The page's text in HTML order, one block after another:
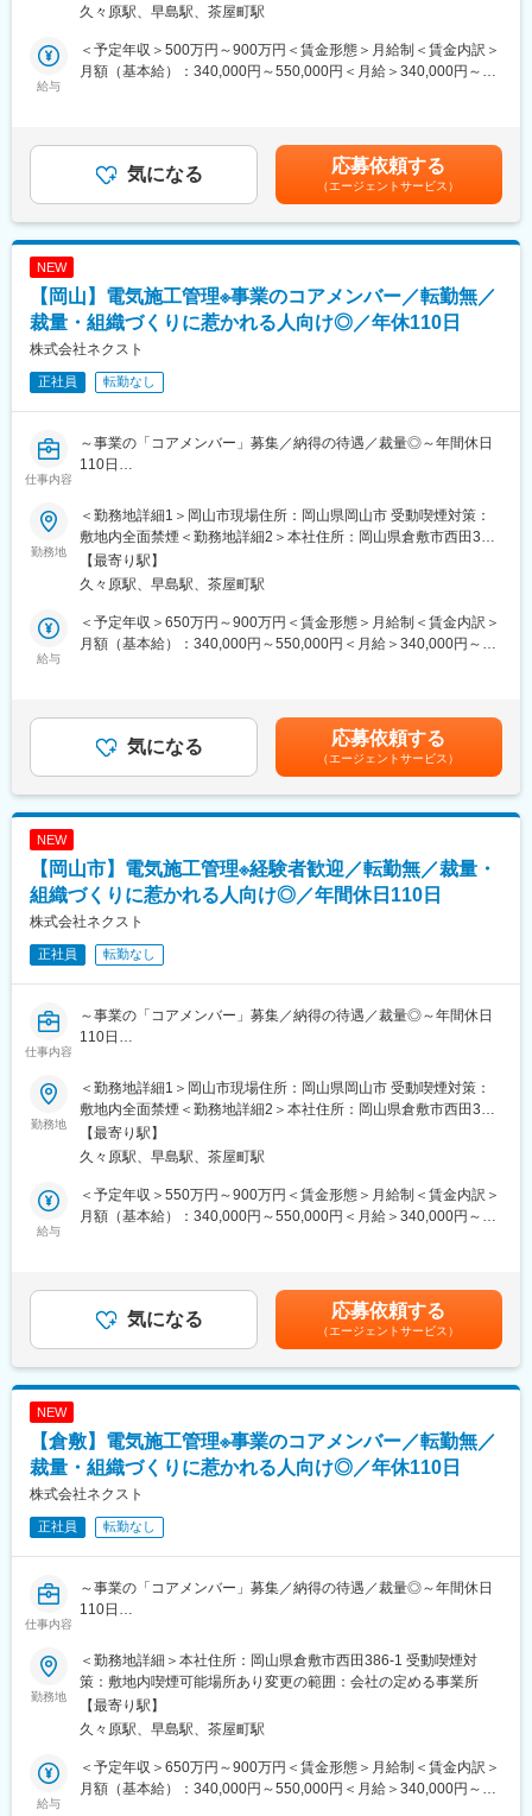
現場の状況に応じて柔軟に動けるため、移動時間のムダを削減
し、プライベートの時間も確保しやすい環境です。
「こんな仕組みが必要」「こう改善したい」が即反映されること
業界でありがちな“サービス早出”は一切なし。
◎ 中途でも馴染みやすい環境
平均年齢44歳。落ち着いていて気さくな社員ばかりです。
新しい仲間を自然に受け入れる文化があります。
業のようなしがらみはなく、社長との距離も近いため、良いアイ
デアは即採用されます。自分の手で組織を成長させる面白さを実
変更の範囲：会社の定める業務
織の“核”となる施工管理経験者を募集します。
「現場の管理だけでなく、自分の手で組織を育てたい」
「自由度の高い環境で力を試したい」
そんな方が活躍できるポジションです。
公共工事の施工管理から業務に慣れていただき、徐々に組織運営
にも携わっていただきます。
・公共工事の入札業務（書類作成・提出・関係機関との調整）
・メンバー育成・チームづくり
・新規部門の仕組みづくり・改善提案
※朝が早い仕事になりますが、早出分もきちんと残業代を支給され
るため、頑張った分が給与に返ってくる環境です。
平均年齢は44歳で、気さくなメンバーが多く、中途入社者が馴染
みやすい組織です。
■働き方：
・無理な長時間労働を前提にした運用は行わず、工程管理の徹底
により残業を抑制しています。現場の進捗や職人さんの動きが見
える化されているため、日々の作業を計画通りに進めやすく、働
く側の負担が少ないのが特徴です。
・直行直帰も可能。
現場の状況に応じて柔軟に動けるため、移動時間のムダを削減
◎ 創設メンバーとして事業に深く関われる
新規部門の立ち上げ期。あなたの経験がそのまま事業の基盤にな
も。
残業代として支給。頑張った分が正当に返ってきます。
◎当社では、現場の声が通りやすい環境を整えています。大手企
業のようなしがらみはなく、社長との距離も近いため、良いアイ
感できます。
久々原駅、早島駅、茶屋町駅
給与
＜予定年収＞500万円～900万円＜賃金形態＞月給制＜賃金内訳＞
月額（基本給）：340,000円～550,000円＜月給＞340,000円～
は固定手当を含めた表記です。
気になる 応募依頼する
（エージェントサービス）
NEW
【岡山】電気施工管理※事業のコアメンバー／転勤無／
裁量・組織づくりに惹かれる人向け◎／年休110日
株式会社ネクスト
正社員 転勤なし
仕事内容
～事業の「コアメンバー」募集／納得の待遇／裁量◎～年間休日
110日
■業務概要：
当社は通信基地局工事で実績を積みながら、通信・電気・飲食の3
事業を展開し安定した基盤を築いてきました。
今回、新たに「公共・一般電気工事」部門を立ち上げるため、組
織の“核”となる施工管理経験者を募集します。
「現場の管理だけでなく、自分の手で組織を育てたい」
「自由度の高い環境で力を試したい」
そんな方が活躍できるポジションです。
公共工事の施工管理から業務に慣れていただき、徐々に組織運営
にも携わっていただきます。
・公共工事の入札業務（書類作成・提出・関係機関との調整）
・メンバー育成・チームづくり
・新規部門の仕組みづくり・改善提案
※朝が早い仕事になりますが、早出分もきちんと残業代を支給され
るため、頑張った分が給与に返ってくる環境です。
※県内の案件のみで、出張はございません。
全社45名が在籍しています。
平均年齢は44歳で、気さくなメンバーが多く、中途入社者が馴染
■働き方：
・工程管理の徹底により残業を抑制しています。現場の進捗や職
人さんの動きが見える化されているため、日々の作業を計画通り
に進めやすく、働く側の負担が少ないのが特徴です。
・直行直帰も可能。
現場の状況に応じて柔軟に動けるため、移動時間のムダを削減
◎ 創設メンバーとして事業に深く関われる
新規部門の立ち上げ期。あなたの経験がそのまま事業の基盤にな
も。
残業代として支給。頑張った分が正当に返ってきます。
◎当社では、現場の声が通りやすい環境を整えています。大手企
業のようなしがらみはなく、社長との距離も近いため、良いアイ
感できます。
勤務地
＜勤務地詳細1＞岡山市現場住所：岡山県岡山市 受動喫煙対策：
敷地内全面禁煙＜勤務地詳細2＞本社住所：岡山県倉敷市西田386-
1 受動喫煙対策：敷地内喫煙可能場所あり変更の範囲：会社の定
める事業所
【最寄り駅】
久々原駅、早島駅、茶屋町駅
給与
＜予定年収＞650万円～900万円＜賃金形態＞月給制＜賃金内訳＞
月額（基本給）：340,000円～550,000円＜月給＞340,000円～
額)は固定手当を含めた表記です。
気になる 応募依頼する
（エージェントサービス）
NEW
【岡山市】電気施工管理※経験者歓迎／転勤無／裁量・
組織づくりに惹かれる人向け◎／年間休日110日
株式会社ネクスト
正社員 転勤なし
仕事内容
～事業の「コアメンバー」募集／納得の待遇／裁量◎～年間休日
110日
■業務概要：
当社は通信基地局工事で実績を積みながら、通信・電気・飲食の3
事業を展開し安定した基盤を築いてきました。
今回、新たに「公共・一般電気工事」部門を立ち上げるため、組
織の“核”となる施工管理経験者を募集します。
「現場の管理だけでなく、自分の手で組織を育てたい」
「自由度の高い環境で力を試したい」
そんな方が活躍できるポジションです。
公共工事の施工管理から業務に慣れていただき、徐々に組織運営
にも携わっていただきます。
・公共工事の施工計画立案
※朝が早い仕事になりますが、早出分もきちんと残業代を支給され
るため、頑張った分が給与に返ってくる環境です。
※※県内の案件のみで、出張はございません。
■配属先情報：
みやすい組織です。
・工程管理の徹底により残業を抑制しています。現場の進捗や職
人さんの動きが見える化されているため、日々の作業を計画通り
に進めやすく、働く側の負担が少ないのが特徴です。
・直行直帰も可能。
現場の状況に応じて柔軟に動けるため、移動時間のムダを削減
し、プライベートの時間も確保しやすい環境です。
勤務地
＜勤務地詳細1＞岡山市現場住所：岡山県岡山市 受動喫煙対策：
敷地内全面禁煙＜勤務地詳細2＞本社住所：岡山県倉敷市西田386-
1 受動喫煙対策：敷地内喫煙可能場所あり変更の範囲：会社の定
める事業所
【最寄り駅】
久々原駅、早島駅、茶屋町駅
給与
＜予定年収＞550万円～900万円＜賃金形態＞月給制＜賃金内訳＞
月額（基本給）：340,000円～550,000円＜月給＞340,000円～
額)は固定手当を含めた表記です。
気になる 応募依頼する
（エージェントサービス）
NEW
【倉敷】電気施工管理※事業のコアメンバー／転勤無／
裁量・組織づくりに惹かれる人向け◎／年休110日
株式会社ネクスト
正社員 転勤なし
仕事内容
～事業の「コアメンバー」募集／納得の待遇／裁量◎～年間休日
110日
■業務概要：
当社は通信基地局工事で実績を積みながら、通信・電気・飲食の3
事業を展開し安定した基盤を築いてきました。
今回、新たに「公共・一般電気工事」部門を立ち上げるため、組
織の“核”となる施工管理経験者を募集します。
「現場の管理だけでなく、自分の手で組織を育てたい」
「自由度の高い環境で力を試したい」
そんな方が活躍できるポジションです。
勤務地
＜勤務地詳細＞本社住所：岡山県倉敷市西田386-1 受動喫煙対
策：敷地内喫煙可能場所あり変更の範囲：会社の定める事業所
【最寄り駅】
久々原駅、早島駅、茶屋町駅
給与
＜予定年収＞650万円～900万円＜賃金形態＞月給制＜賃金内訳＞
月額（基本給）：340,000円～550,000円＜月給＞340,000円～